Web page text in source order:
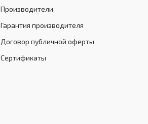
Производители
Гарантия производителя
Договор публичной оферты
Сертификаты